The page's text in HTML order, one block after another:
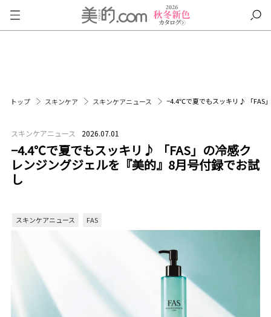
トップ スキンケア スキンケアニュース −4.4℃で夏でもスッキリ♪ 「FAS
スキンケアニュース 2026.07.01
−4.4℃で夏でもスッキリ♪ 「FAS」の冷感ク
レンジングジェルを『美的』8月号付録でお試
し
スキンケアニュース FAS